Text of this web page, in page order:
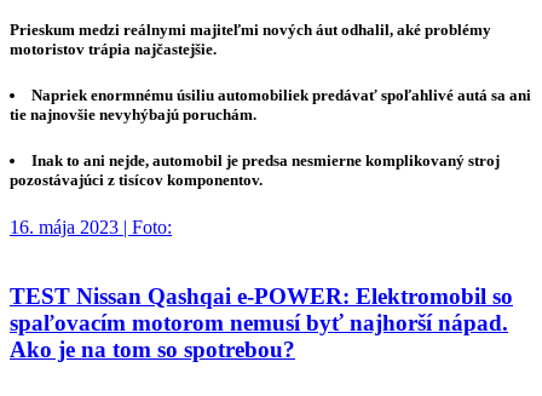
Prieskum medzi reálnymi majiteľmi nových áut odhalil, aké problémy
motoristov trápia najčastejšie.
Napriek enormnému úsiliu automobiliek predávať spoľahlivé autá sa ani
tie najnovšie nevyhýbajú poruchám.
Inak to ani nejde, automobil je predsa nesmierne komplikovaný stroj
pozostávajúci z tisícov komponentov.
16. mája 2023 | Foto:
TEST Nissan Qashqai e-POWER: Elektromobil so
spaľovacím motorom nemusí byť najhorší nápad.
Ako je na tom so spotrebou?